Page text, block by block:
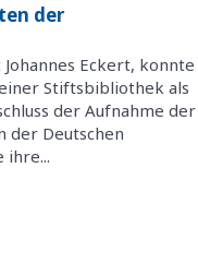
der
Eckert, konnte
Stiftsbibliothek als
der Aufnahme der
der Deutschen
ihre...